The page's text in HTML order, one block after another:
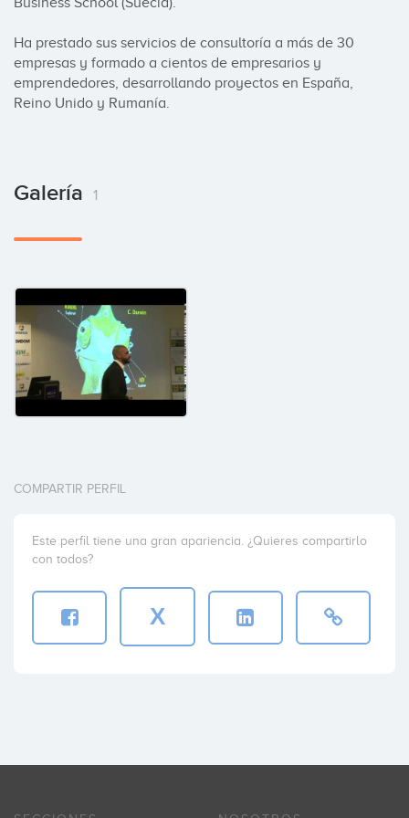
Ha prestado sus servicios de consultoría a más de 30
empresas y formado a cientos de empresarios y
emprendedores, desarrollando proyectos en España,
Reino Unido y Rumanía.
Galería 1
COMPARTIR PERFIL
Este perfil tiene una gran apariencia. ¿Quieres compartirlo
con todos?
X